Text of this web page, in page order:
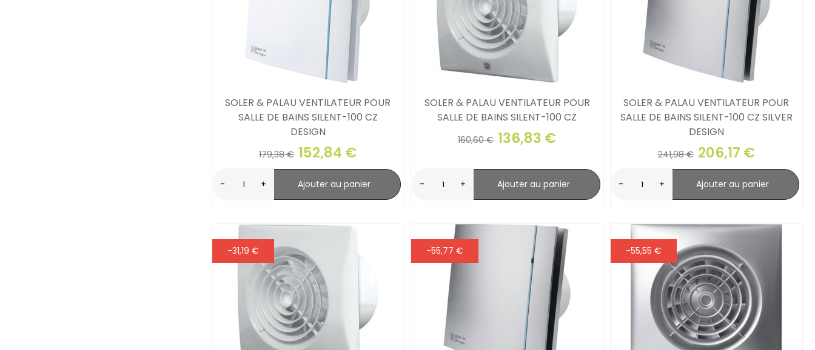
SOLER & PALAU VENTILATEUR POUR
SALLE DE BAINS SILENT-100 CZ
DESIGN
179,38 € 152,84 €
- + Ajouter au panier
SOLER & PALAU VENTILATEUR POUR
SALLE DE BAINS SILENT-100 CZ
160,60 € 136,83 €
- + Ajouter au panier
SOLER & PALAU VENTILATEUR POUR
SALLE DE BAINS SILENT-100 CZ SILVER
DESIGN
241,98 € 206,17 €
- + Ajouter au panier
-31,19 € -55,77 € -55,55 €